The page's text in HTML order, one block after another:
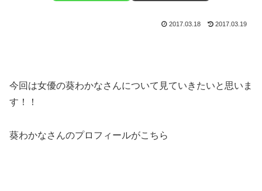
2017.03.18 2017.03.19
今回は女優の葵わかなさんについて見ていきたいと思いま
す！！
葵わかなさんのプロフィールがこちら